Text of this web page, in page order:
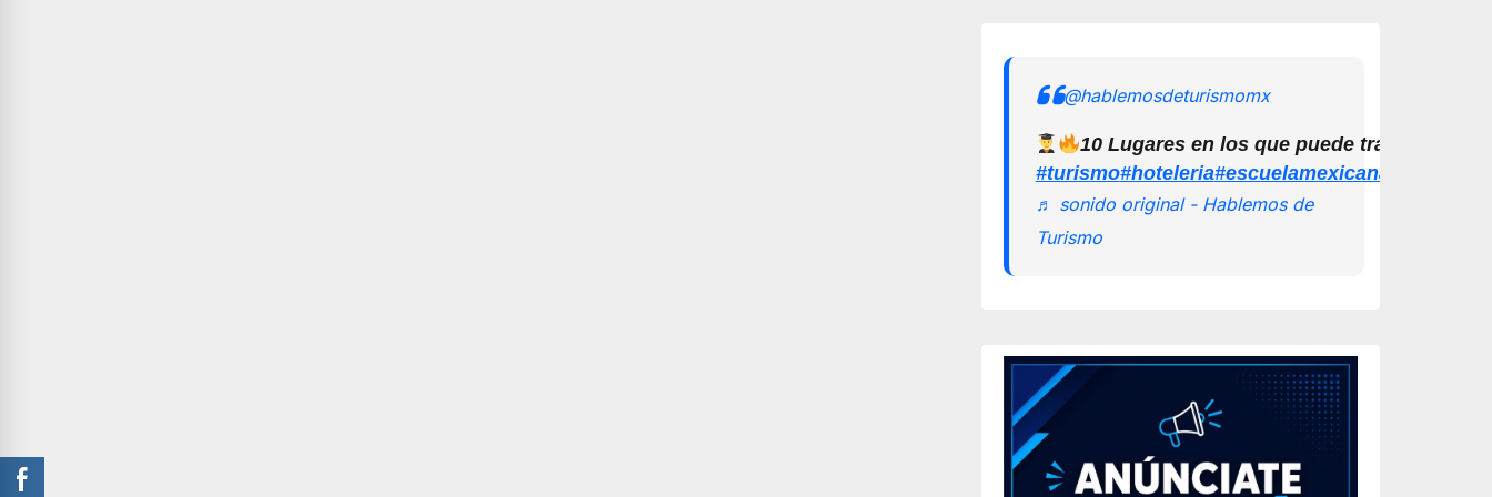
@hablemosdeturismomx
10 Lugares en los que puede trabajar un
#turismo#hoteleria#escuelamexicanadeturismo
♬ sonido original - Hablemos de
Turismo